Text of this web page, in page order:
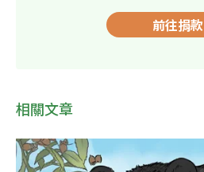
前往捐款
相關文章